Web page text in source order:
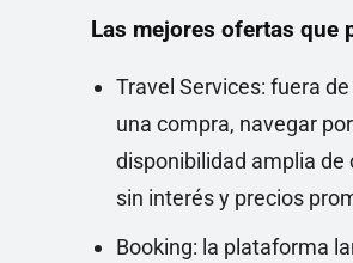
Las mejores ofertas que
Travel Services: fuera
una compra, navegar
disponibilidad amplia de
sin interés y precios
Booking: la plataforma